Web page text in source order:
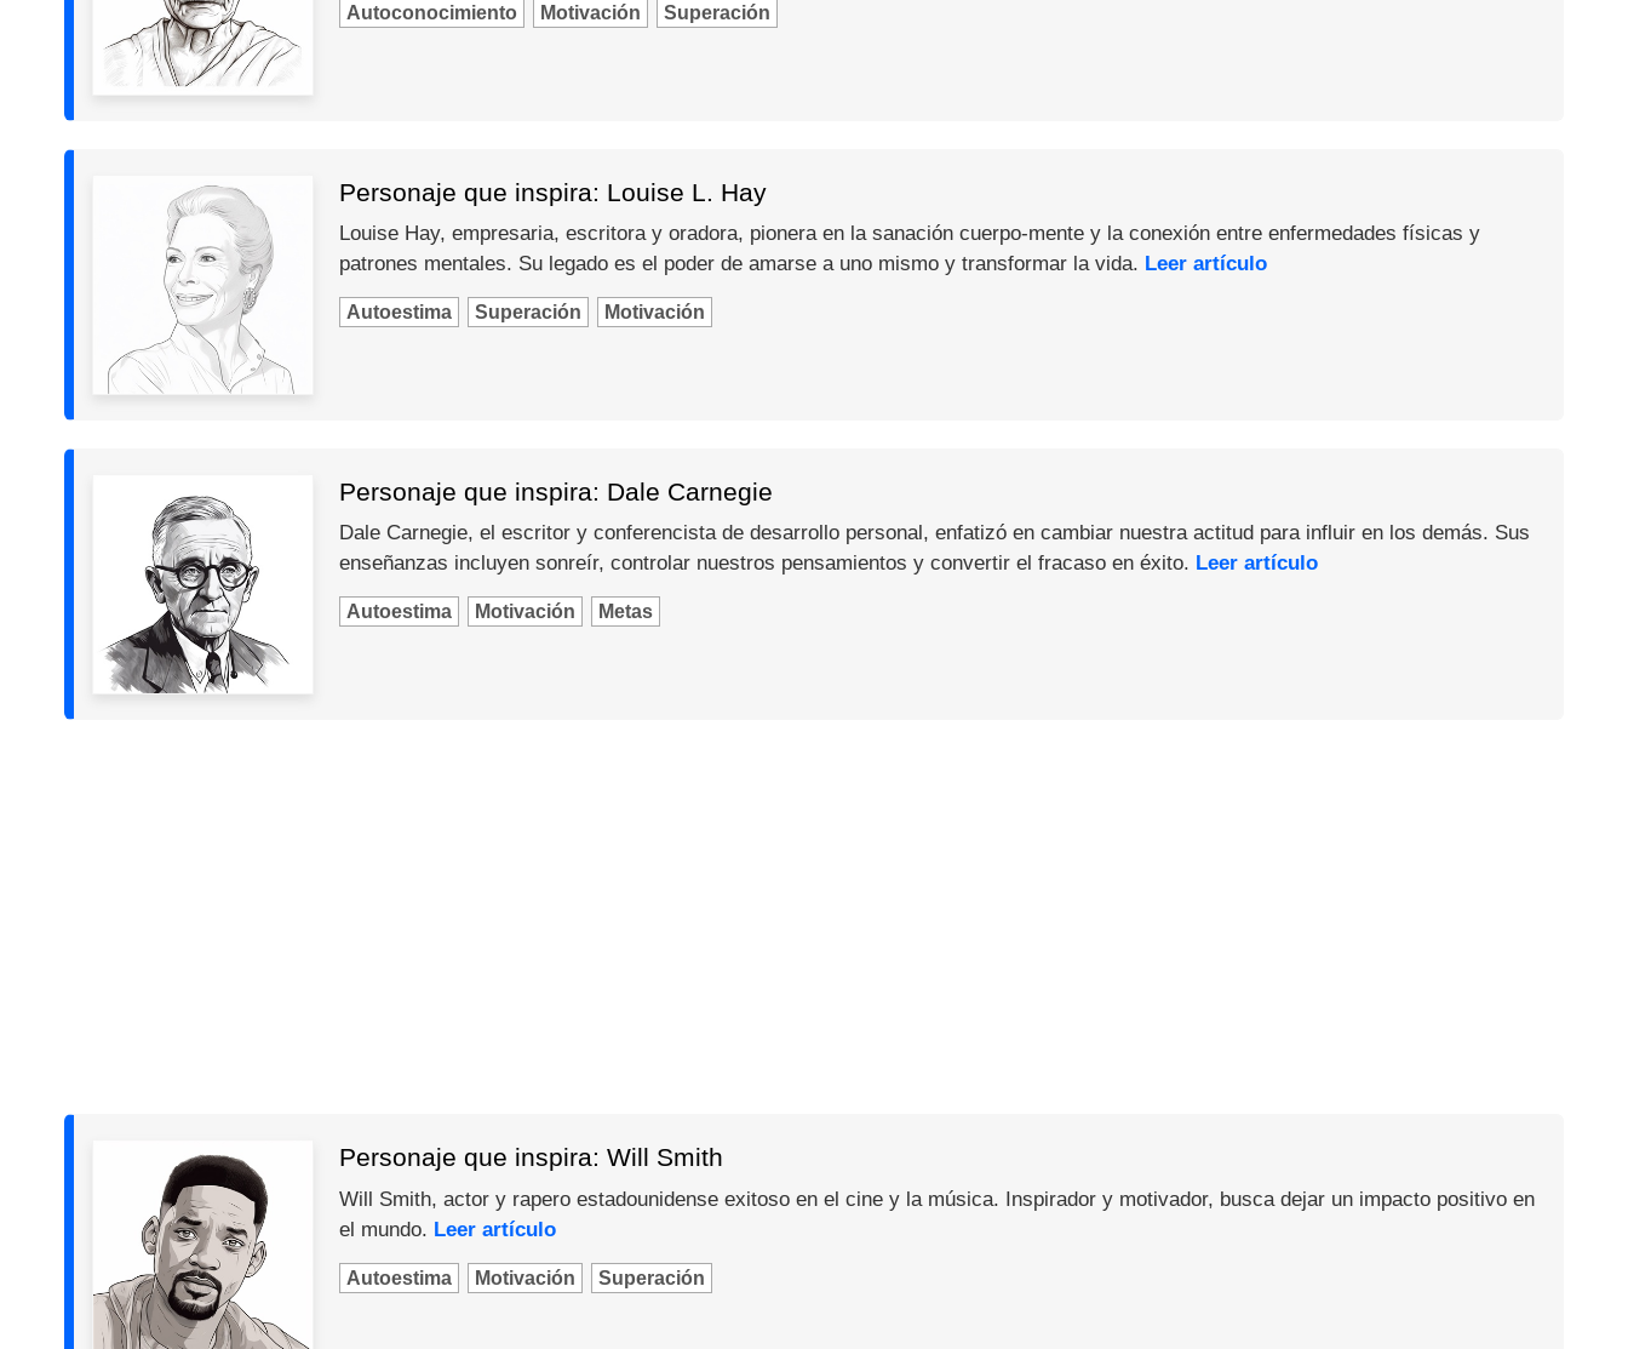
Autoconocimiento Motivación Superación
Personaje que inspira: Louise L. Hay
Louise Hay, empresaria, escritora y oradora, pionera en la sanación cuerpo-mente y la conexión entre enfermedades físicas y
patrones mentales. Su legado es el poder de amarse a uno mismo y transformar la vida. Leer artículo
Autoestima Superación Motivación
Personaje que inspira: Dale Carnegie
Dale Carnegie, el escritor y conferencista de desarrollo personal, enfatizó en cambiar nuestra actitud para influir en los demás. Sus
enseñanzas incluyen sonreír, controlar nuestros pensamientos y convertir el fracaso en éxito. Leer artículo
Autoestima Motivación Metas
Personaje que inspira: Will Smith
Will Smith, actor y rapero estadounidense exitoso en el cine y la música. Inspirador y motivador, busca dejar un impacto positivo en
el mundo. Leer artículo
Autoestima Motivación Superación